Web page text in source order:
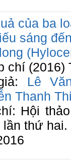
của ba
sáng
chí (2016)
Lê
Thanh
Hội
lần thứ